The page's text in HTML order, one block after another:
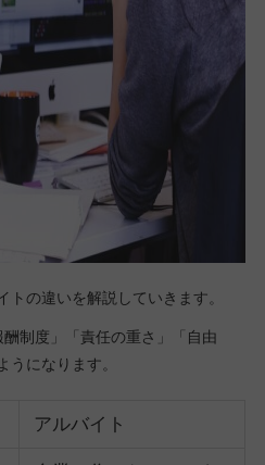
トの違いを解説していきます。
制度」「責任の重さ」「自由
うになります。
アルバイト